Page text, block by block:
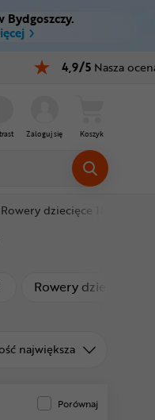
Ctrl M
Bydgoszczy.
4,9/5 Nasza
Zaloguj się Koszyk
Rowery dziecięce 18 cali
produktyRowery dziecięce
największa
Porównaj